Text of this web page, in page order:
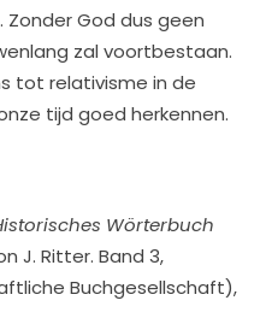
Zonder God dus geen
zal voortbestaan.
tot relativisme in de
tijd goed herkennen.
Wörterbuch
J. Ritter. Band 3,
Buchgesellschaft),